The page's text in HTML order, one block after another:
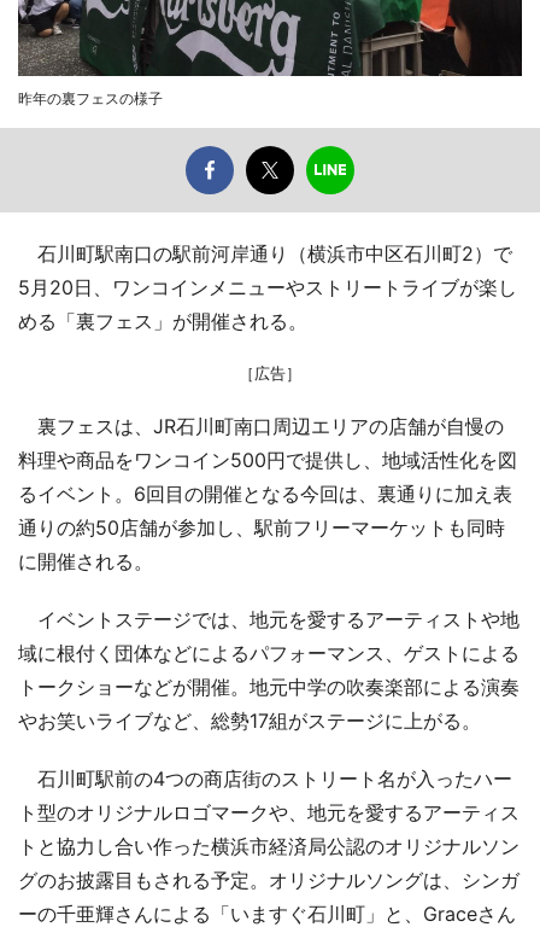
昨年の裏フェスの様子
石川町駅南口の駅前河岸通り（横浜市中区石川町2）で
5月20日、ワンコインメニューやストリートライブが楽し
める「裏フェス」が開催される。
［広告］
裏フェスは、JR石川町南口周辺エリアの店舗が自慢の
料理や商品をワンコイン500円で提供し、地域活性化を図
るイベント。6回目の開催となる今回は、裏通りに加え表
通りの約50店舗が参加し、駅前フリーマーケットも同時
に開催される。
イベントステージでは、地元を愛するアーティストや地
域に根付く団体などによるパフォーマンス、ゲストによる
トークショーなどが開催。地元中学の吹奏楽部による演奏
やお笑いライブなど、総勢17組がステージに上がる。
石川町駅前の4つの商店街のストリート名が入ったハー
ト型のオリジナルロゴマークや、地元を愛するアーティス
トと協力し合い作った横浜市経済局公認のオリジナルソン
グのお披露目もされる予定。オリジナルソングは、シンガ
ーの千亜輝さんによる「いますぐ石川町」と、Graceさん